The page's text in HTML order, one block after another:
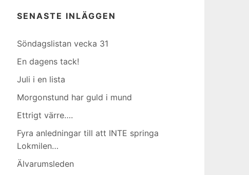
SENASTE INLÄGGEN
Söndagslistan vecka 31
En dagens tack!
Juli i en lista
Morgonstund har guld i mund
Ettrigt värre….
Fyra anledningar till att INTE springa
Lokmilen…
Älvarumsleden